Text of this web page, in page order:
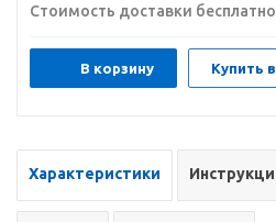
Стоимость доставки бесплатно
В корзину Купить
Характеристики